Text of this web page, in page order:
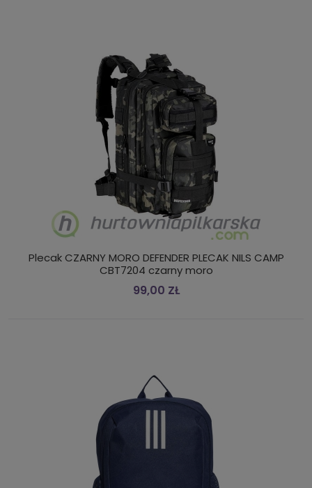
Plecak CZARNY MORO DEFENDER PLECAK NILS CAMP
CBT7204 czarny moro
99,00 ZŁ